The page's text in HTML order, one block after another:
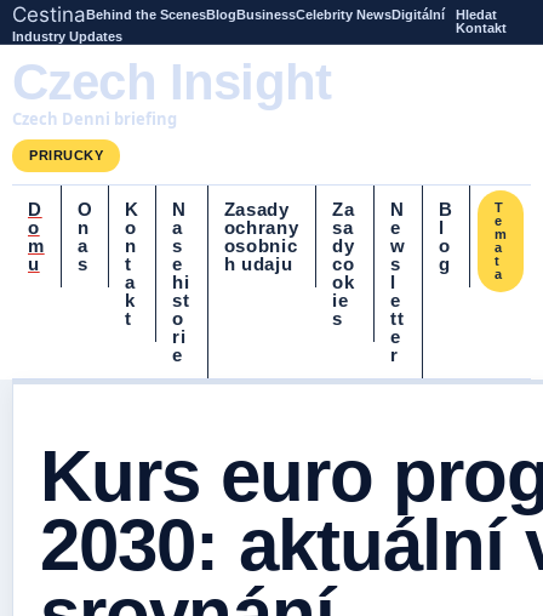
CestinaBehind the ScenesBlogBusinessCelebrity NewsDigitální
Industry Updates
Hledat
Kontakt
Czech Insight
Czech Denni briefing
PRIRUCKY
D
o
m
u
O
n
a
s
K
o
n
t
a
k
t
N
a
s
e
hi
st
o
ri
e
Zasady
ochrany
osobnic
h udaju
Za
sa
dy
co
ok
ie
s
N
e
w
s
l
e
tt
e
r
B
l
o
g
T
e
m
a
t
a
Kurs euro
2030: aktuální